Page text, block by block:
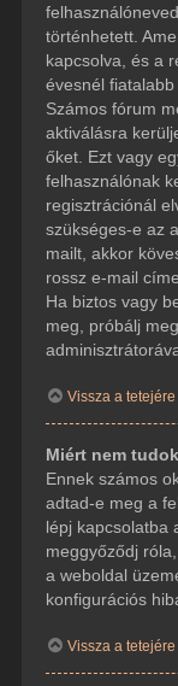
történhetett.
kapcsolva, és a
évesnél
Számos fórum
aktiválásra
őket. Ezt vagy
felhasználónak
regisztrációnál
szükséges-e az
mailt, akkor
rossz e-mail
Ha biztos vagy
meg, próbálj
Vissza a tetejére
Miért nem
Ennek számos
adtad-e meg a
lépj kapcsolatba
meggyőződj
a weboldal
konfigurációs
Vissza a tetejére